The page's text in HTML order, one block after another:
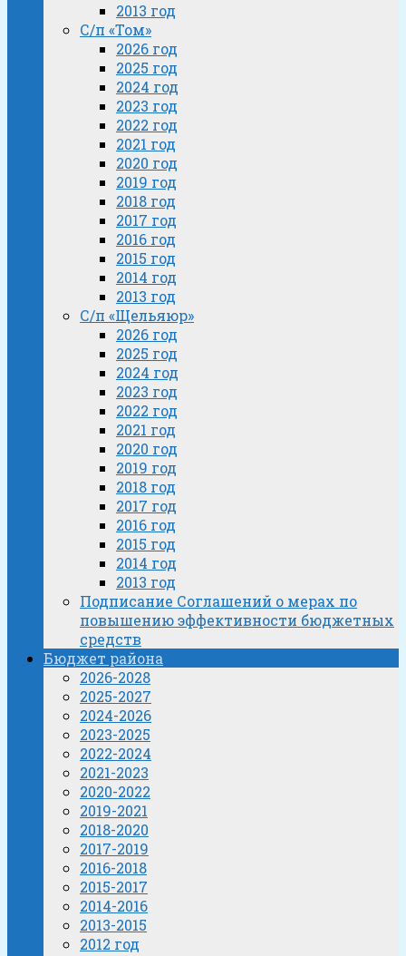
2013 год
С/п «Том»
2026 год
2025 год
2024 год
2023 год
2022 год
2021 год
2020 год
2019 год
2018 год
2017 год
2016 год
2015 год
2014 год
2013 год
С/п «Щельяюр»
2026 год
2025 год
2024 год
2023 год
2022 год
2021 год
2020 год
2019 год
2018 год
2017 год
2016 год
2015 год
2014 год
2013 год
Подписание Соглашений о мерах по
повышению эффективности бюджетных
средств
Бюджет района
2026-2028
2025-2027
2024-2026
2023-2025
2022-2024
2021-2023
2020-2022
2019-2021
2018-2020
2017-2019
2016-2018
2015-2017
2014-2016
2013-2015
2012 год